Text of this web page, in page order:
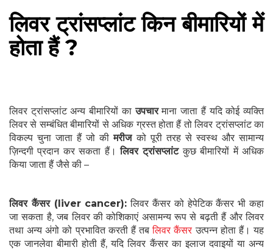
लिवर ट्रांसप्लांट किन बीमारियों में
होता हैं ?
लिवर ट्रांसप्लांट अन्य बीमारियों काउपचारमाना जाता हैं यदि कोई व्यक्ति
लिवर से सम्बंधित बीमारियों से अधिक ग्रस्त होता हैं तो लिवर ट्रांसप्लांट का
विकल्प चुना जाता हैं जो कीमरीजको पूरी तरह से स्वस्थ और सामान्य
ज़िन्दगी प्रदान कर सकता हैं।लिवर ट्रांसप्लांटकुछ बीमारियों में अधिक
किया जाता हैं जैसे की –
लिवर कैंसर (liver cancer): लिवर कैंसर को हेपेटिक कैंसर भी कहा
जा सकता है, जब लिवर की कोशिकाएं असामन्य रूप से बढ़ती हैं और लिवर
तथा अन्य अंगो को प्रभावित करती हैं तबलिवर कैंसरउत्पन्न होता हैं। यह
एक जानलेवा बीमारी होती हैं, यदि लिवर कैंसर का इलाज दवाइयों या अन्य